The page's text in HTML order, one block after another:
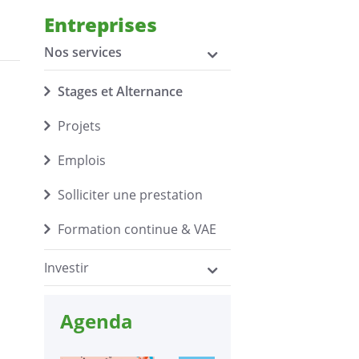
Entreprises
Nos services
Stages et Alternance
Projets
Emplois
Solliciter une prestation
Formation continue & VAE
Investir
Agenda